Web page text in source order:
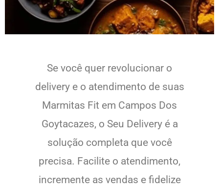
Se você quer revolucionar o
delivery e o atendimento de suas
Marmitas Fit em Campos Dos
Goytacazes, o Seu Delivery é a
solução completa que você
precisa. Facilite o atendimento,
incremente as vendas e fidelize